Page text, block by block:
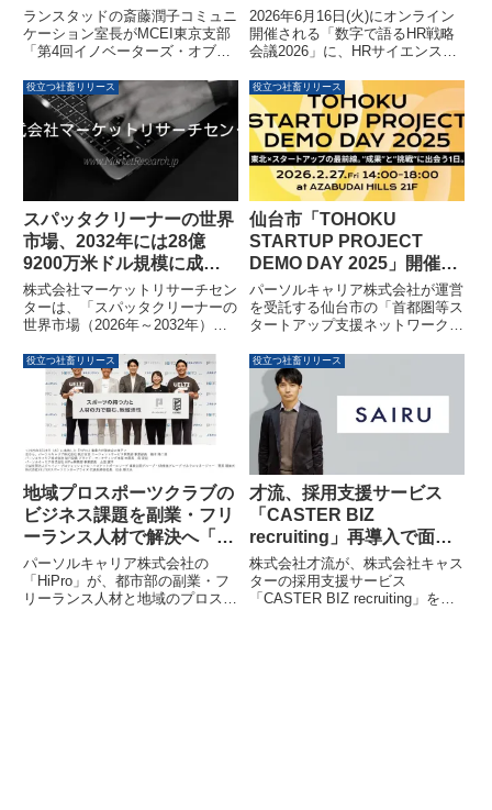
ノベーターズ・オブ・ザ・
イヤー」を受賞
ランスタッドの斎藤潤子コミュニ
ケーション室長がMCEI東京支部
「第4回イノベーターズ・オブ・
「ウェルビーイング×マーケティ
ング」の新たな可能性を提示し、
従業員価値提案（EVP）を基軸
としたウェルビーイングマーケテ
ィングの実践について講演。最新
の労働市場調査レポートから働き
されました。
登壇、フロントラインワー
カー採用の科学的アプロー
チを解説
2026年6月16日(火)にオンライン
開催される「数字で語るHR戦略
会議2026」に、HRサイエンス研
トスピーカーとして登壇します。
大羽氏は「動機づけの科学から考
える、フロントラインワーカーの
就職と採用」をテーマに、採用に
おける科学的アプローチを解説す
る予定です。
役立つ社畜リリース
スパッタクリーナーの世界
市場、2032年には28億
9200万米ドル規模に成長
予測 – 市場調査レポート発
表
株式会社マーケットリサーチセン
ターは、「スパッタクリーナーの
世界市場（2026年～2032年）」
た。このレポートによると、世界
のスパッタクリーナー市場は
2025年の17億1700万米ドルか
ら、2032年には28億9200万米ド
ルに達し、2026年から2032年に
かけて年平均成長率（CAGR）
7.8％で成長すると予測されてい
ます。本レポートでは、水性、酸
性、アルカリ性、溶剤系、半水性
クリーナーといったセグメント別
の市場動向や主要企業の情報が詳
細に分析されています。
役立つ社畜リリース
仙台市「TOHOKU
STARTUP PROJECT
DEMO DAY 2025」開催決
定 – 首都圏等スタートアッ
プ支援の成果を報告
パーソルキャリア株式会社が運営
を受託する仙台市の「首都圏等ス
タートアップ支援ネットワーク構
「TOHOKU STARTUP
PROJECT DEMO DAY 2025」
が、2026年2月27日に麻布台ヒル
ズとオンラインでハイブリッド開
催されます。本報告会では、東北
スタートアップの事業成長を支援
する取り組みや、ディープテック
系スタートアップによるピッチな
どが実施されます。
役立つ社畜リリース
地域プロスポーツクラブの
ビジネス課題を副業・フリ
ーランス人材で解決へ「ス
キルリターン with
SPORTS」本格始動
パーソルキャリア株式会社の
「HiPro」が、都市部の副業・フ
リーランス人材と地域のプロスポ
役立つ社畜リリース
才流、採用支援サービス
「CASTER BIZ
recruiting」再導入で面談
数4倍を実現 ～リファラル
採用の限界を突破し、伸縮
可能な採用体制を構築～
株式会社才流が、株式会社キャス
ターの採用支援サービス
「CASTER BIZ recruiting」を再